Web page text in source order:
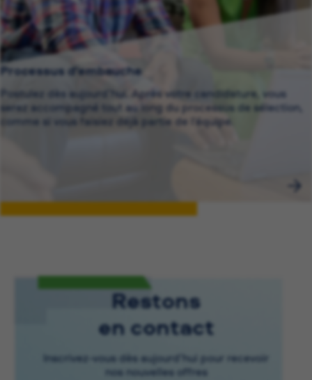
Processus d’embauche
Postulez dès aujourd’hui. Après votre candidature, vous
serez accompagné tout au long du processus de sélection,
comme si vous faisiez déjà partie de l’équipe.
Restons
en contact
Inscrivez-vous dès aujourd’hui pour recevoir
nos nouvelles offres